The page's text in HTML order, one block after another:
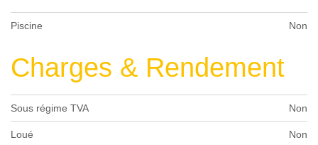
Piscine Non
Charges & Rendement
Sous régime TVA Non
Loué Non